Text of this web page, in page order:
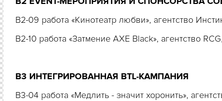
B2-09 работа «Кинотеатр любви», агентство
В2-10 работа «Затмение AXE Black», агентство
B3 ИНТЕГРИРОВАННАЯ BTL-КАМПАНИЯ
B3-04 работа «Медлить - значит хоронить»,